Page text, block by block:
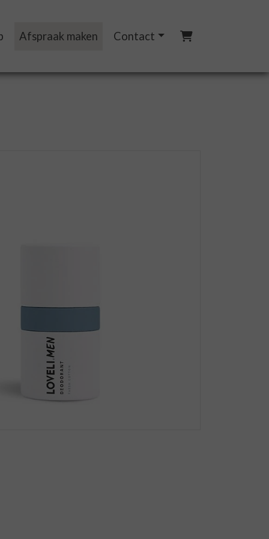
Afspraak maken Contact